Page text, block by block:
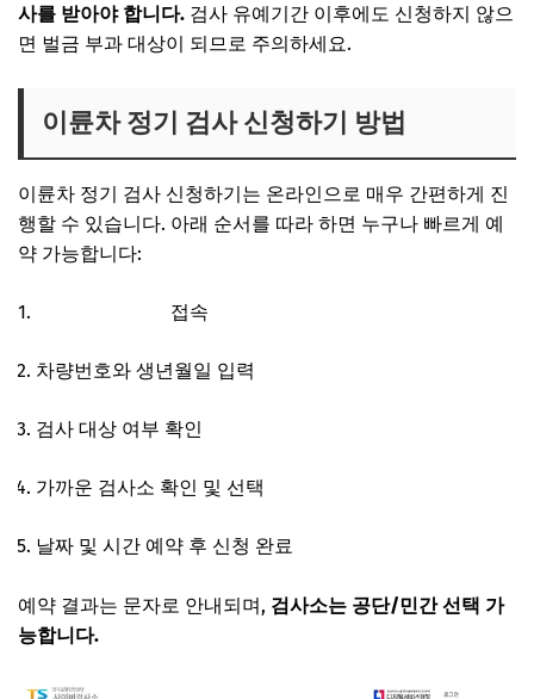
사를 받아야 합니다. 검사 유예기간 이후에도 신청하지 않으
면 벌금 부과 대상이 되므로 주의하세요.
이륜차 정기 검사 신청하기 방법
이륜차 정기 검사 신청하기는 온라인으로 매우 간편하게 진
행할 수 있습니다. 아래 순서를 따라 하면 누구나 빠르게 예
약 가능합니다:
접속
차량번호와 생년월일 입력
검사 대상 여부 확인
가까운 검사소 확인 및 선택
날짜 및 시간 예약 후 신청 완료
예약 결과는 문자로 안내되며, 검사소는 공단/민간 선택 가
능합니다.